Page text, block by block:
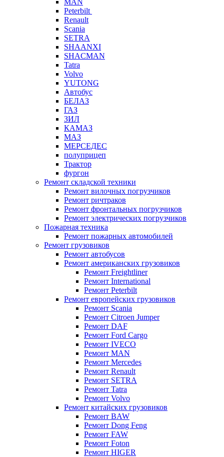
MAN
Peterbilt
Renault
Scania
SETRA
SHAANXI
SHACMAN
Tatra
Volvo
YUTONG
Автобус
БЕЛАЗ
ГАЗ
ЗИЛ
КАМАЗ
МАЗ
МЕРСЕДЕС
полуприцеп
Трактор
фургон
Ремонт складской техники
Ремонт вилочных погрузчиков
Ремонт ричтраков
Ремонт фронтальных погрузчиков
Ремонт электрических погрузчиков
Пожарная техника
Ремонт пожарных автомобилей
Ремонт грузовиков
Ремонт автобусов
Ремонт американских грузовиков
Ремонт Freightliner
Ремонт International
Ремонт Peterbilt
Ремонт европейских грузовиков
Ремонт Scania
Ремонт Citroen Jumper
Ремонт DAF
Ремонт Ford Cargo
Ремонт IVECO
Ремонт MAN
Ремонт Mercedes
Ремонт Renault
Ремонт SETRA
Ремонт Tatra
Ремонт Volvo
Ремонт китайских грузовиков
Ремонт BAW
Ремонт Dong Feng
Ремонт FAW
Ремонт Foton
Ремонт HIGER